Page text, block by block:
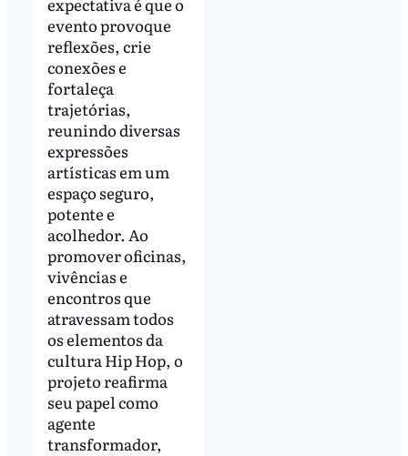
evento provoque
reflexões, crie
conexões e
fortaleça
trajetórias,
reunindo diversas
expressões
artísticas em um
espaço seguro,
potente e
acolhedor. Ao
promover oficinas,
vivências e
encontros que
atravessam todos
os elementos da
cultura Hip Hop, o
projeto reafirma
seu papel como
agente
transformador,